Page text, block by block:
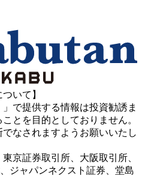
いて】
で提供する情報は投資勧誘ま
とを目的としておりません。
なされますようお願いいたし
京証券取引所、大阪取引所、
ジャパンネクスト証券、堂島